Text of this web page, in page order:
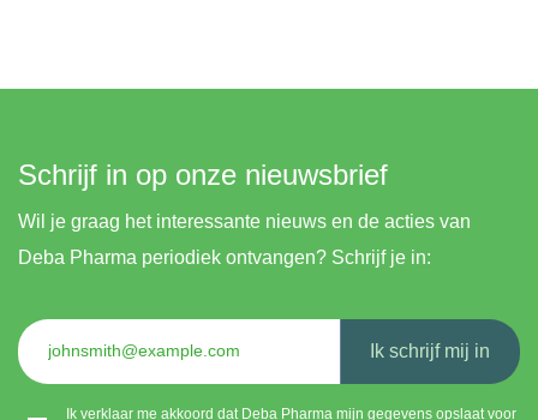
Ik schrijf mij in
Ik verklaar me akkoord dat Deba Pharma mijn gegevens opslaat voor
Schrijf in op onze nieuwsbrief
Wil je graag het interessante nieuws en de acties van
Deba Pharma periodiek ontvangen? Schrijf je in: